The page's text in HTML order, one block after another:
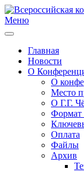
Меню
Главная
Новости
О
О
Место
О Г.Г.
Формат
Оплата
Файлы
Архив